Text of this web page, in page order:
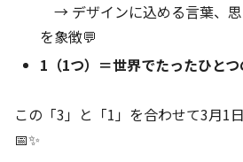
→ デザインに込める言葉、
を象徴💬
1（1つ）＝世界でたったひと
この「3」と「1」を合わせて3月1
📅✨